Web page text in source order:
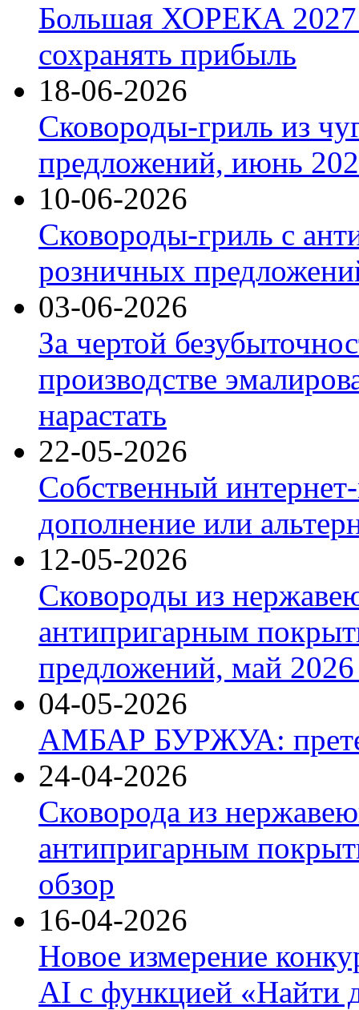
Большая ХОРЕКА 2027:
сохранять прибыль
18-06-2026
Сковороды-гриль из
предложений, июнь
10-06-2026
Сковороды-гриль с
розничных
03-06-2026
За чертой
производстве
нарастать
22-05-2026
Собственный
дополнение или
12-05-2026
Сковороды из
антипригарным
предложений, май 2026
04-05-2026
АМБАР БУРЖУА:
24-04-2026
Сковорода из
антипригарным
обзор
16-04-2026
Новое измерение
AI с функцией «Найти